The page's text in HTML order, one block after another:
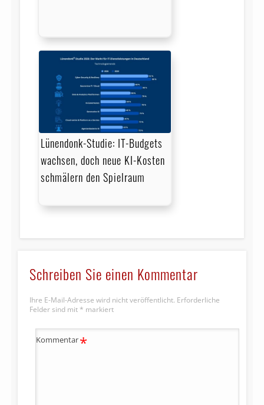
Lünendonk-Studie: IT-Budgets
wachsen, doch neue KI-Kosten
schmälern den Spielraum
Schreiben Sie einen Kommentar
Ihre E-Mail-Adresse wird nicht veröffentlicht. Erforderliche
Felder sind mit * markiert
Kommentar*